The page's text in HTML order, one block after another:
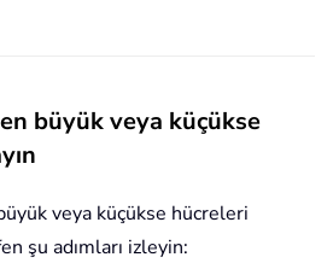
büyük veya küçükse
veya küçükse hücreleri
şu adımları izleyin: